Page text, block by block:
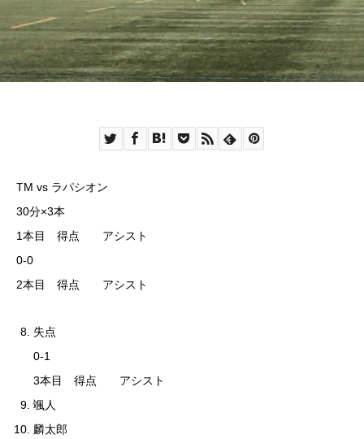
TM vs ラパシオン
30分×3本
1本目 得点 アシスト
0-0
2本目 得点 アシスト
失点
0-1
3本目 得点 アシスト
颯人
麟太郎